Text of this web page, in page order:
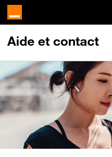
Aide et contact